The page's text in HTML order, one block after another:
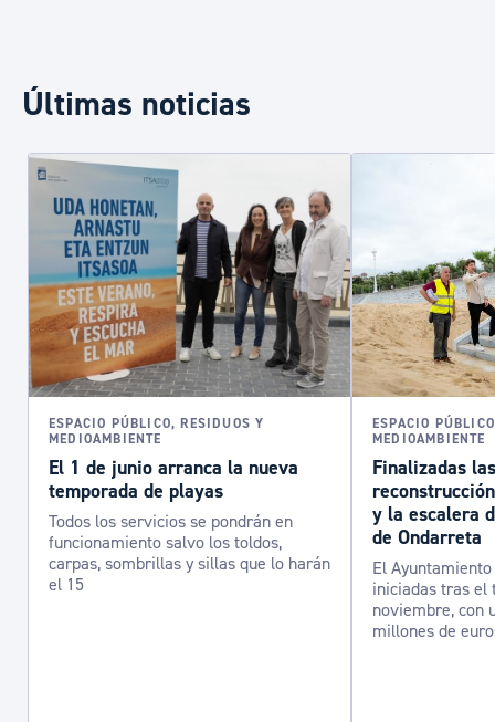
Últimas noticias
ESPACIO PÚBLICO, RESIDUOS Y
MEDIOAMBIENTE
El 1 de junio arranca la nueva
temporada de playas
Todos los servicios se pondrán en
funcionamiento salvo los toldos,
carpas, sombrillas y sillas que lo harán
el 15
ESPACIO
MEDIOAMBIENTE
Finalizadas
y la escalera
de Ondarreta
El
iniciadas tras el
noviembre, con
millones de